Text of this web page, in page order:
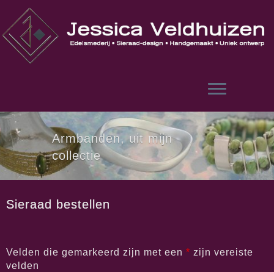
content
Armbanden, uit mijn
collectie
Sieraad bestellen
Velden die gemarkeerd zijn met een * zijn vereiste
velden